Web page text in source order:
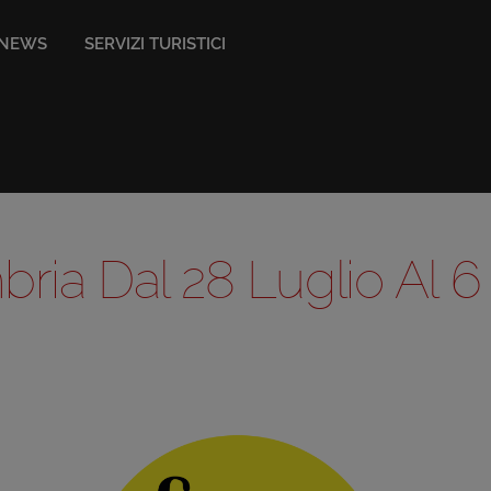
SERVIZI TURISTICI
Dal 28 Luglio Al 6